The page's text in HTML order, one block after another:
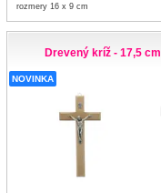
rozmery 16 x 9 cm
Drevený kríž - 17,5 cm
NOVINKA